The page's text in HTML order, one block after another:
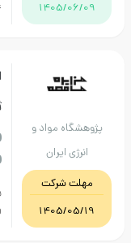
1405/06/09
۰۴۸۰۳۴...
مواد و
انرژی ایران
مهلت شرکت
1405/05/19
140لیتر...